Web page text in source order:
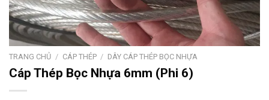
TRANG CHỦ / CÁP THÉP / DÂY CÁP THÉP BỌC NHỰA
Cáp Thép Bọc Nhựa 6mm (Phi 6)